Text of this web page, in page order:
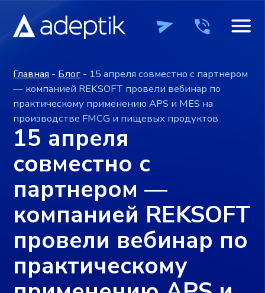
ОСТАВИТЬ ЗАЯВКУ +7 (495) 241-
ПРОДУКТЫ КОМПАНИЯ
ОСТАВИТЬ ЗАЯВКУ +7 (495) 241-
ПРОДУКТЫ КОМПАНИЯ
практическому применению APS и MES на
производстве FMCG и пищевых продуктов
15 апреля
совместно с
партнером —
компанией REKSOFT
провели вебинар по
практическому
применению APS и
MES на
производстве FMCG
и пищевых
продуктов